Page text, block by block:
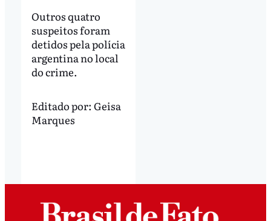
Outros quatro
suspeitos foram
detidos pela polícia
argentina no local
do crime.
Editado por: Geisa
Marques